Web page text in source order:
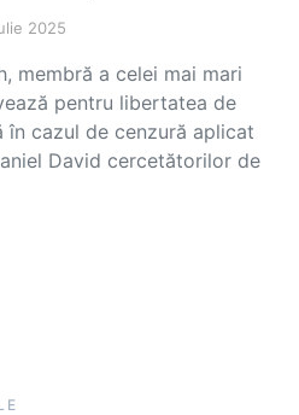
2025
membră a celei mai mari
pentru libertatea de
în cazul de cenzură aplicat
David cercetătorilor de